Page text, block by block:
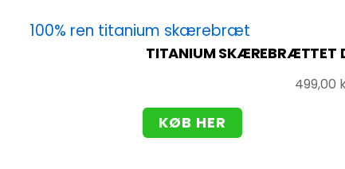
TITANIUM SKÆREBRÆTTET
499,00
KØB HER